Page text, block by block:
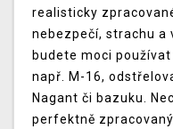
realisticky
nebezpečí, strachu a
budete moci
např. M-16,
Nagant či bazuku.
perfektně